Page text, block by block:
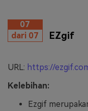
07
dari 07
EZgif
URL: https://
Kelebihan:
Ezgif